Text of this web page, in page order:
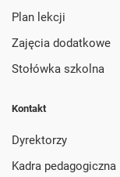
Plan lekcji
Zajęcia dodatkowe
Stołówka szkolna
Kontakt
Dyrektorzy
Kadra pedagogiczna